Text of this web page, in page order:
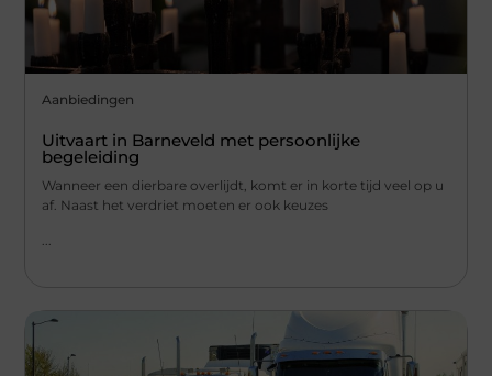
Aanbiedingen
Uitvaart in Barneveld met persoonlijke
begeleiding
Wanneer een dierbare overlijdt, komt er in korte tijd veel op u
af. Naast het verdriet moeten er ook keuzes
...